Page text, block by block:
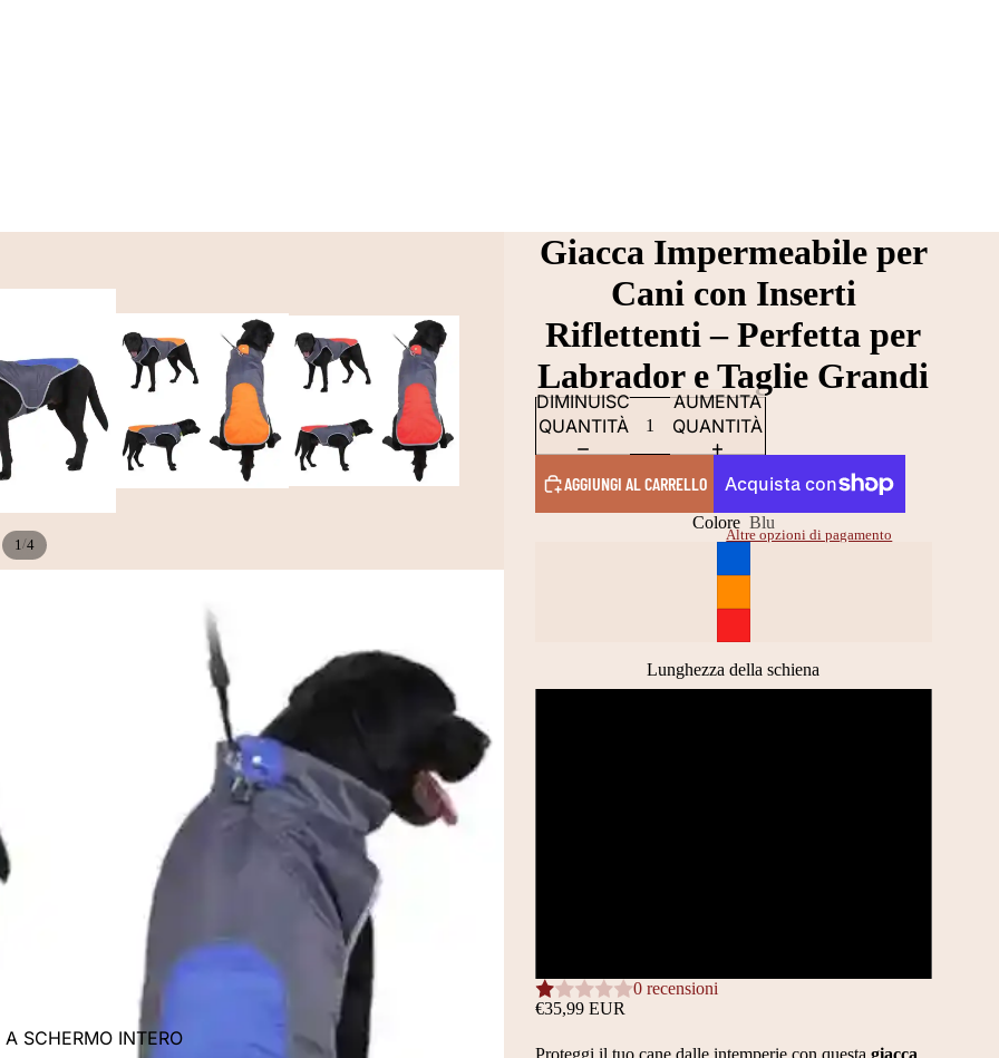
1/4
SCHERMO INTERO
Giacca Impermeabile per
Cani con Inserti
Riflettenti – Perfetta per
Labrador e Taglie Grandi
DIMINUISCI
QUANTITÀ
AUMENTA
QUANTITÀ
AGGIUNGI AL CARRELLO
Altre opzioni di pagamento
Colore Blu
Lunghezza della schiena
0 recensioni
€35,99 EUR
Proteggi il tuo cane dalle intemperie con questa giacca